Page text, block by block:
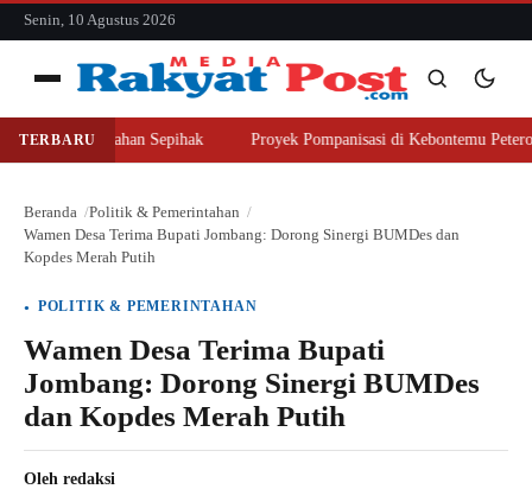
konten
Senin, 10 Agustus 2026
Menu
Cari
Cari
TERBARU
Beli Lahan Sepihak Proyek Pompanisasi di Kebontemu Peterongan
Beranda
Politik & Pemerintahan
Wamen Desa Terima Bupati Jombang: Dorong Sinergi BUMDes dan
Kopdes Merah Putih
POLITIK & PEMERINTAHAN
Wamen Desa Terima Bupati
Jombang: Dorong Sinergi BUMDes
dan Kopdes Merah Putih
Oleh redaksi